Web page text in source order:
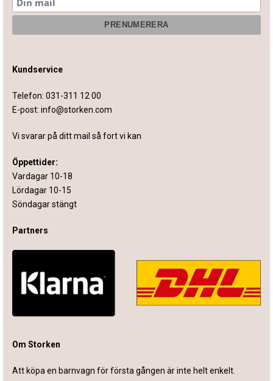
Kundservice
Telefon: 031-311 12 00
E-post: info@storken.com
Vi svarar på ditt mail så fort vi kan
Öppettider:
Vardagar 10-18
Lördagar 10-15
Söndagar stängt
Partners
Om Storken
Att köpa en barnvagn för första gången är inte helt enkelt.